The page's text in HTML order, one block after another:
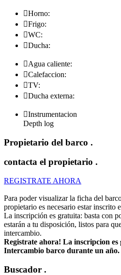
Horno:
Frigo:
WC:
Ducha:
Agua caliente:
Calefaccion:
TV:
Ducha externa:
Instrumentacion
Depth log
Propietario del barco .
contacta el propietario .
REGISTRATE AHORA
Para poder visualizar la ficha del
propietario es necesario estar inscrito
La inscripción es gratuita: basta con
estarán a tu disposición, listos para
intercambio.
Registrate ahora! La inscripcion
Intercambio barco durante un año.
Buscador .